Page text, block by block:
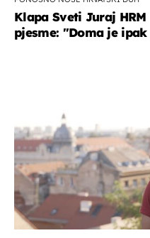
Klapa Sveti Juraj
pjesme: "Doma je